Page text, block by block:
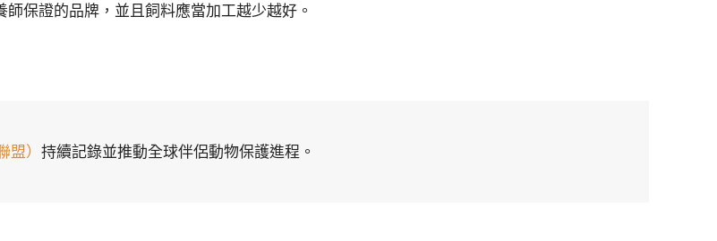
保證的品牌，並且飼料應當加工越少越好。
） 持續記錄並推動全球伴侶動物保護進程。